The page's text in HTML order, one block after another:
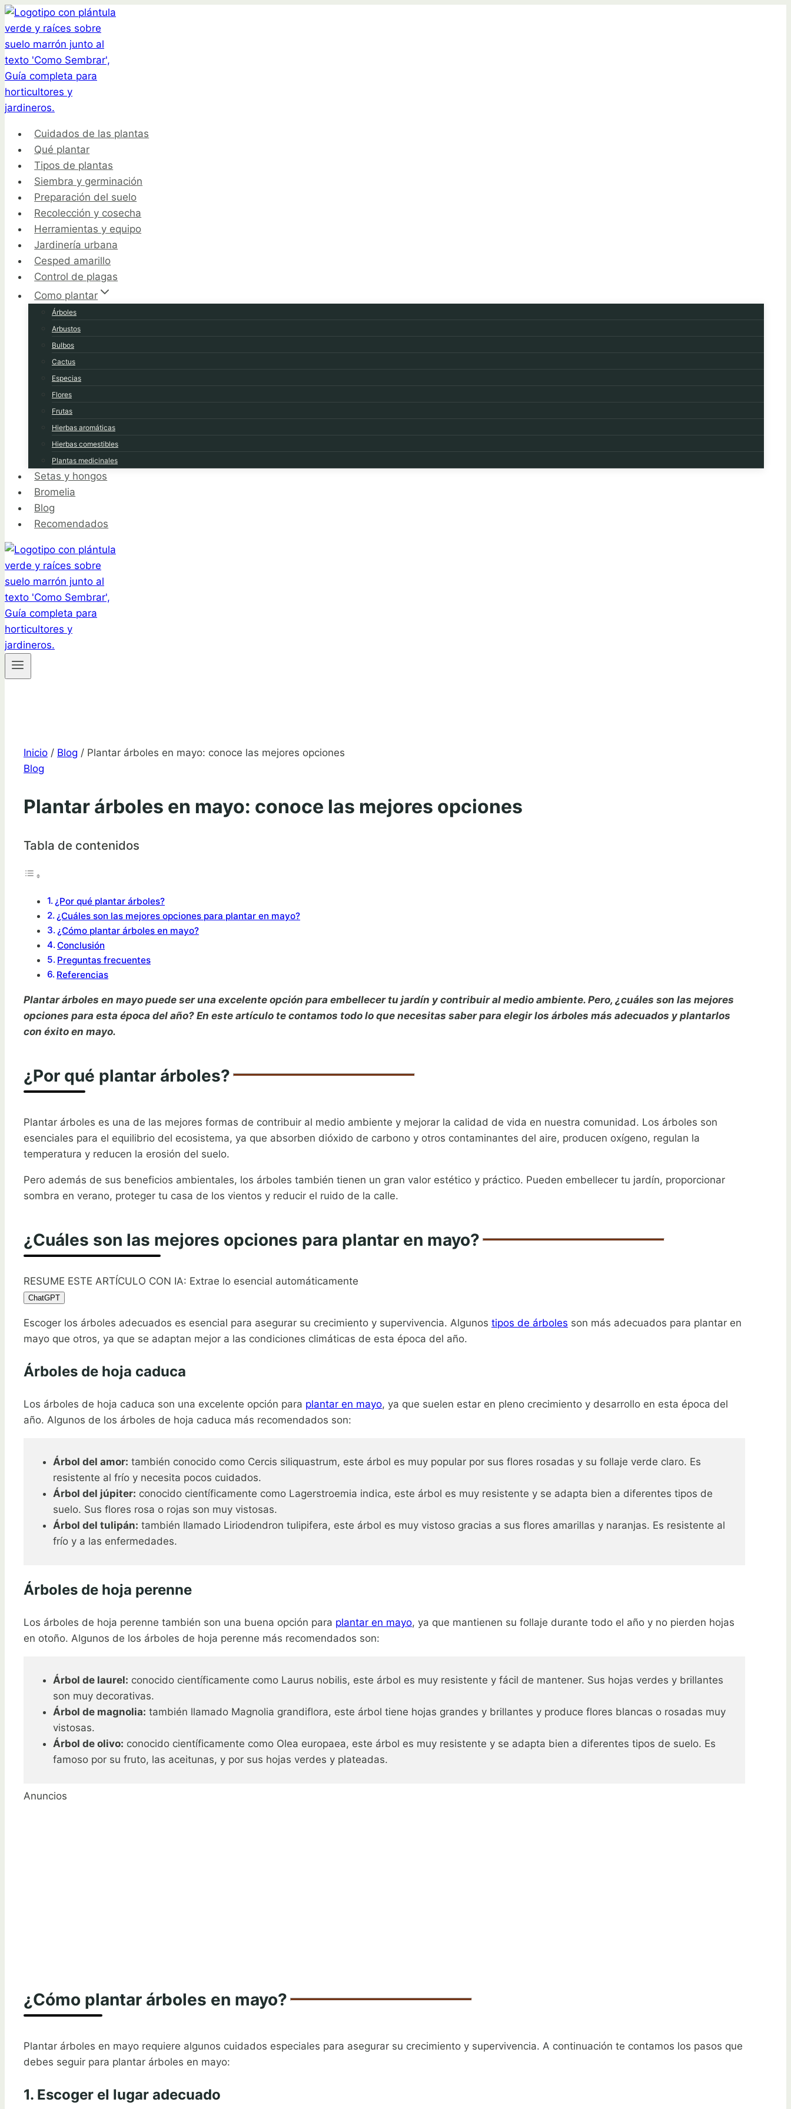
Saltar
al
contenido
Cuidados de las plantas
Qué plantar
Tipos de plantas
Siembra y germinación
Preparación del suelo
Recolección y cosecha
Herramientas y equipo
Jardinería urbana
Cesped amarillo
Control de plagas
Como plantar
Árboles
Arbustos
Bulbos
Cactus
Especias
Flores
Frutas
Hierbas aromáticas
Hierbas comestibles
Plantas medicinales
Setas y hongos
Bromelia
Blog
Recomendados
Inicio / Blog / Plantar árboles en mayo: conoce las mejores opciones
Blog
Plantar árboles en mayo: conoce las mejores opciones
Tabla de contenidos
¿Por qué plantar árboles?
¿Cuáles son las mejores opciones para plantar en mayo?
¿Cómo plantar árboles en mayo?
Conclusión
Preguntas frecuentes
Referencias
Plantar árboles en mayo puede ser una excelente opción para embellecer tu jardín y contribuir al medio ambiente. Pero, ¿cuáles son las mejores
opciones para esta época del año? En este artículo te contamos todo lo que necesitas saber para elegir los árboles más adecuados y plantarlos
con éxito en mayo.
¿Por qué plantar árboles?
Plantar árboles es una de las mejores formas de contribuir al medio ambiente y mejorar la calidad de vida en nuestra comunidad. Los árboles son
esenciales para el equilibrio del ecosistema, ya que absorben dióxido de carbono y otros contaminantes del aire, producen oxígeno, regulan la
temperatura y reducen la erosión del suelo.
Pero además de sus beneficios ambientales, los árboles también tienen un gran valor estético y práctico. Pueden embellecer tu jardín, proporcionar
sombra en verano, proteger tu casa de los vientos y reducir el ruido de la calle.
¿Cuáles son las mejores opciones para plantar en mayo?
RESUME ESTE ARTÍCULO CON IA: Extrae lo esencial automáticamente
ChatGPT
Escoger los árboles adecuados es esencial para asegurar su crecimiento y supervivencia. Algunos tipos de árboles son más adecuados para plantar en
mayo que otros, ya que se adaptan mejor a las condiciones climáticas de esta época del año.
Árboles de hoja caduca
Los árboles de hoja caduca son una excelente opción para plantar en mayo, ya que suelen estar en pleno crecimiento y desarrollo en esta época del
año. Algunos de los árboles de hoja caduca más recomendados son:
Árbol del amor: también conocido como Cercis siliquastrum, este árbol es muy popular por sus flores rosadas y su follaje verde claro. Es
resistente al frío y necesita pocos cuidados.
Árbol del júpiter: conocido científicamente como Lagerstroemia indica, este árbol es muy resistente y se adapta bien a diferentes tipos de
suelo. Sus flores rosa o rojas son muy vistosas.
Árbol del tulipán: también llamado Liriodendron tulipifera, este árbol es muy vistoso gracias a sus flores amarillas y naranjas. Es resistente al
frío y a las enfermedades.
Árboles de hoja perenne
Los árboles de hoja perenne también son una buena opción para plantar en mayo, ya que mantienen su follaje durante todo el año y no pierden hojas
en otoño. Algunos de los árboles de hoja perenne más recomendados son:
Árbol de laurel: conocido científicamente como Laurus nobilis, este árbol es muy resistente y fácil de mantener. Sus hojas verdes y brillantes
son muy decorativas.
Árbol de magnolia: también llamado Magnolia grandiflora, este árbol tiene hojas grandes y brillantes y produce flores blancas o rosadas muy
vistosas.
Árbol de olivo: conocido científicamente como Olea europaea, este árbol es muy resistente y se adapta bien a diferentes tipos de suelo. Es
famoso por su fruto, las aceitunas, y por sus hojas verdes y plateadas.
Anuncios
¿Cómo plantar árboles en mayo?
Plantar árboles en mayo requiere algunos cuidados especiales para asegurar su crecimiento y supervivencia. A continuación te contamos los pasos que
debes seguir para plantar árboles en mayo:
1. Escoger el lugar adecuado